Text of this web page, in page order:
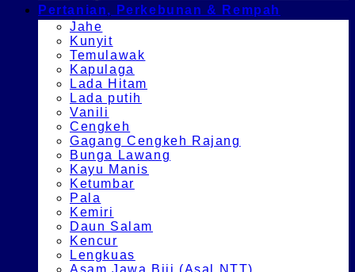
Pertanian, Perkebunan & Rempah
Jahe
Kunyit
Temulawak
Kapulaga
Lada Hitam
Lada putih
Vanili
Cengkeh
Gagang Cengkeh Rajang
Bunga Lawang
Kayu Manis
Ketumbar
Pala
Kemiri
Daun Salam
Kencur
Lengkuas
Asam Jawa Biji (Asal NTT)